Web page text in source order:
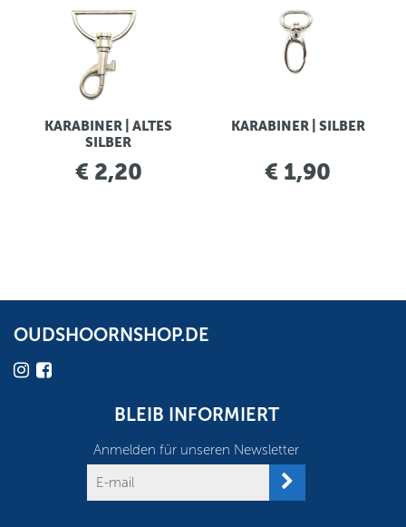
KARABINER | ALTES
SILBER
€ 2,20
KARABINER | SILBER
€ 1,90
OUDSHOORNSHOP.DE
BLEIB INFORMIERT
Anmelden für unseren Newsletter